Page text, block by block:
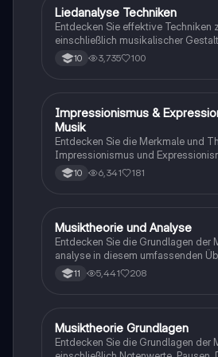
und Tempo. Ideal für Studierende
und -analyse.
Musik
Liedanalyse Techniken
Entdecken Sie effektive Techniken
einschließlich musikalischer
Harmonie und Dynamik. Diese
detaillierte Struktur zur Analyse von
Ideal für Studierende der
10 3,735 100
Musik
Impressionismus &
Musik
Entdecken Sie die Merkmale und
Impressionismus und
Diese Zusammenfassung
musikalischen Parameter, die
10 6,341 181
Musik
Musiktheorie und Analyse
Entdecken Sie die Grundlagen der
analyse in diesem umfassenden
Sie mehr über musikalische
Sonatenhauptsatzform und
vertiefen möchten. Diese
eine klare Struktur und wichtige
Musikanalyse.
11 5,441 208
Musik
Musiktheorie Grundlagen
Entdecken Sie die Grundlagen der